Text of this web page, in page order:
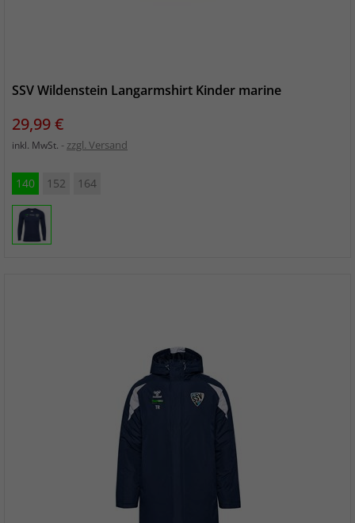
SSV Wildenstein Langarmshirt Kinder marine
Preis
29,99 €
inkl. MwSt. zzgl. Versand
140 152 164